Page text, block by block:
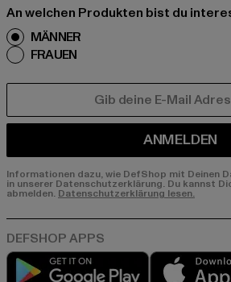
An welchen Produkten bist du
MÄNNER
FRAUEN
ANMELDEN
Informationen dazu, wie DefShop mit Deinen
in unserer Datenschutzerklärung. Du kannst
abmelden. Datenschutzerklärung lesen.
Play market